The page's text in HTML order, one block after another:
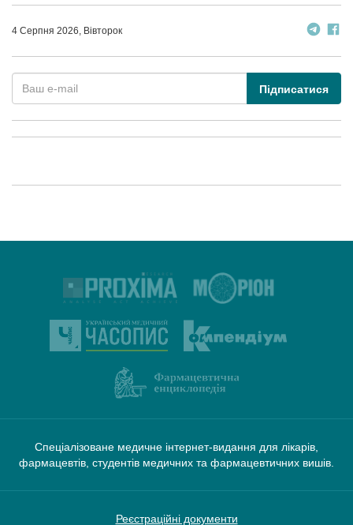
4 Серпня 2026, Вівторок
Підписатися
Спеціалізоване медичне інтернет-видання для лікарів,
фармацевтів, студентів медичних та фармацевтичних вишів.
Реєстраційні документи